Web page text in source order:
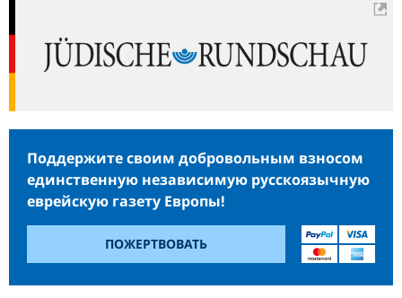
Поддержите своим добровольным взносом
единственную независимую русскоязычную
еврейскую газету Европы!
ПОЖЕРТВОВАТЬ